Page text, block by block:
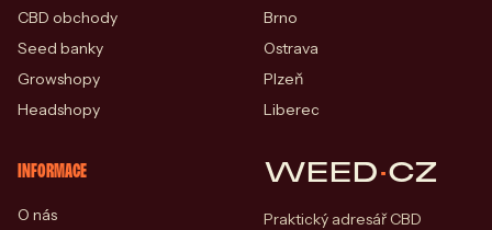
CBD obchody
Seed banky
Growshopy
Headshopy
Brno
Ostrava
Plzeň
Liberec
INFORMACE
O nás
WEED·CZ
Praktický adresář CBD